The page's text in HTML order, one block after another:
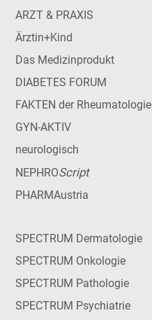
ARZT & PRAXIS
Ärztin+Kind
Das Medizinprodukt
DIABETES FORUM
FAKTEN der Rheumatologie
GYN-AKTIV
neurologisch
NEPHROScript
PHARMAustria
SPECTRUM Dermatologie
SPECTRUM Onkologie
SPECTRUM Pathologie
SPECTRUM Psychiatrie